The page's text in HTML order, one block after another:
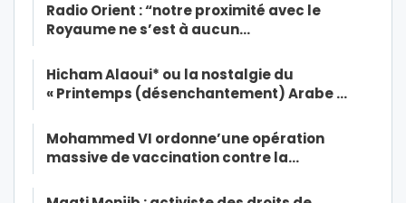
Radio Orient : “notre proximité avec le
Royaume ne s’est à aucun…
Hicham Alaoui* ou la nostalgie du
« Printemps (désenchantement) Arabe …
Mohammed VI ordonne’une opération
massive de vaccination contre la…